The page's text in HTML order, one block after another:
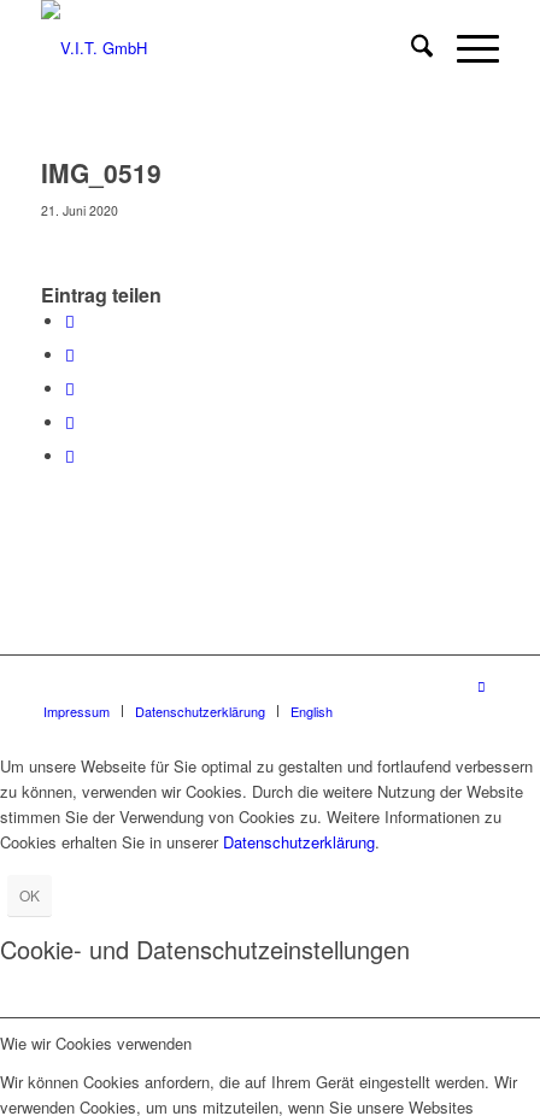
IMG_0519
21. Juni 2020
Eintrag teilen
Impressum Datenschutzerklärung English
Um unsere Webseite für Sie optimal zu gestalten und fortlaufend verbessern
zu können, verwenden wir Cookies. Durch die weitere Nutzung der Website
stimmen Sie der Verwendung von Cookies zu. Weitere Informationen zu
Cookies erhalten Sie in unserer Datenschutzerklärung.
OK
Cookie- und Datenschutzeinstellungen
Wie wir Cookies verwenden
Wir können Cookies anfordern, die auf Ihrem Gerät eingestellt werden. Wir
verwenden Cookies, um uns mitzuteilen, wenn Sie unsere Websites